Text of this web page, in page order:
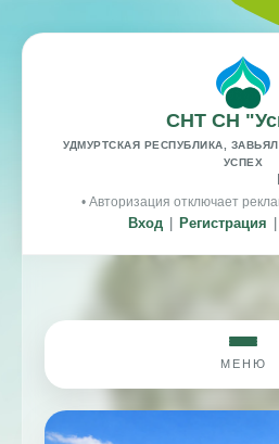
СНТ СН
УДМУРТСКАЯ РЕСПУБЛИКА,
УСПЕХ
• Авторизация отключает
Вход Регистрация
МЕНЮ